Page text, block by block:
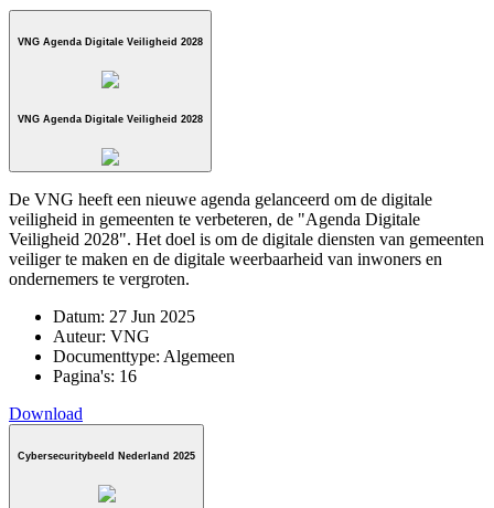
VNG Agenda Digitale Veiligheid 2028
VNG Agenda Digitale Veiligheid 2028
De VNG heeft een nieuwe agenda gelanceerd om de digitale
veiligheid in gemeenten te verbeteren, de "Agenda Digitale
Veiligheid 2028". Het doel is om de digitale diensten van gemeenten
veiliger te maken en de digitale weerbaarheid van inwoners en
ondernemers te vergroten.
Datum: 27 Jun 2025
Auteur: VNG
Documenttype: Algemeen
Pagina's: 16
Download
Cybersecuritybeeld Nederland 2025